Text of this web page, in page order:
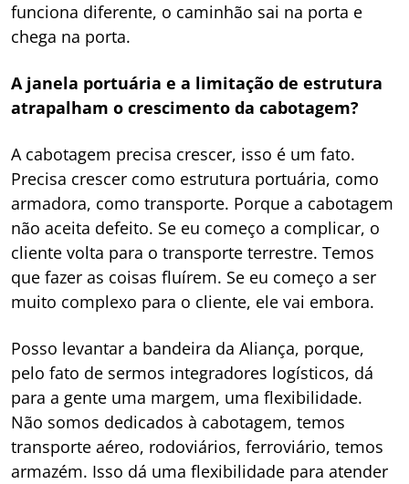
funciona diferente, o caminhão sai na porta e
chega na porta.
A janela portuária e a limitação de estrutura
atrapalham o crescimento da cabotagem?
A cabotagem precisa crescer, isso é um fato.
Precisa crescer como estrutura portuária, como
armadora, como transporte. Porque a cabotagem
não aceita defeito. Se eu começo a complicar, o
cliente volta para o transporte terrestre. Temos
que fazer as coisas fluírem. Se eu começo a ser
muito complexo para o cliente, ele vai embora.
Posso levantar a bandeira da Aliança, porque,
pelo fato de sermos integradores logísticos, dá
para a gente uma margem, uma flexibilidade.
Não somos dedicados à cabotagem, temos
transporte aéreo, rodoviários, ferroviário, temos
armazém. Isso dá uma flexibilidade para atender